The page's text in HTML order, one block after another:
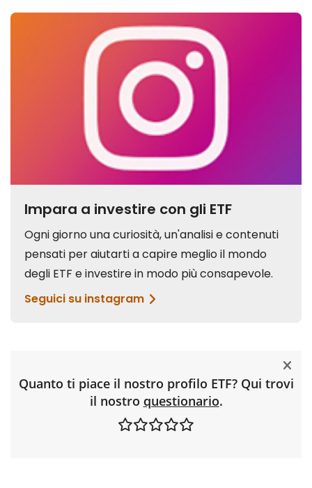
Quanto ti piace il nostro profilo ETF? Qui trovi
il nostro questionario.